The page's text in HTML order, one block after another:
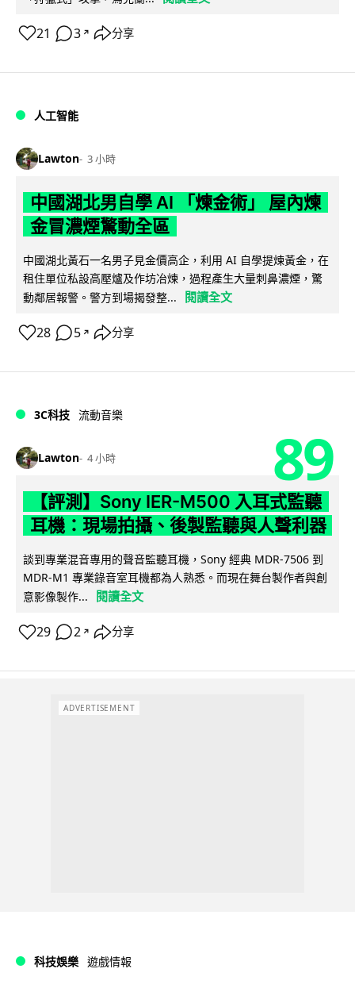
21 3 ↗ 分享
人工智能
Lawton 3 小時
中國湖北男自學 AI 「煉金術」 屋內煉
金冒濃煙驚動全區
中國湖北黃石一名男子見金價高企，利用 AI 自學提煉黃金，在
租住單位私設高壓爐及作坊冶煉，過程產生大量刺鼻濃煙，驚
動鄰居報警。警方到場揭發整...
閱讀全文
28 5 ↗ 分享
3C科技 流動音樂
Lawton 4 小時 89
【評測】Sony IER-M500 入耳式監聽
耳機：現場拍攝、後製監聽與人聲利器
談到專業混音專用的聲音監聽耳機，Sony 經典 MDR-7506 到
MDR-M1 專業錄音室耳機都為人熟悉。而現在舞台製作者與創
意影像製作...
閱讀全文
29 2 ↗ 分享
ADVERTISEMENT
科技娛樂 遊戲情報